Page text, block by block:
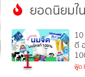
ยอดนิยมใ
1
ดี
ฟู้ด